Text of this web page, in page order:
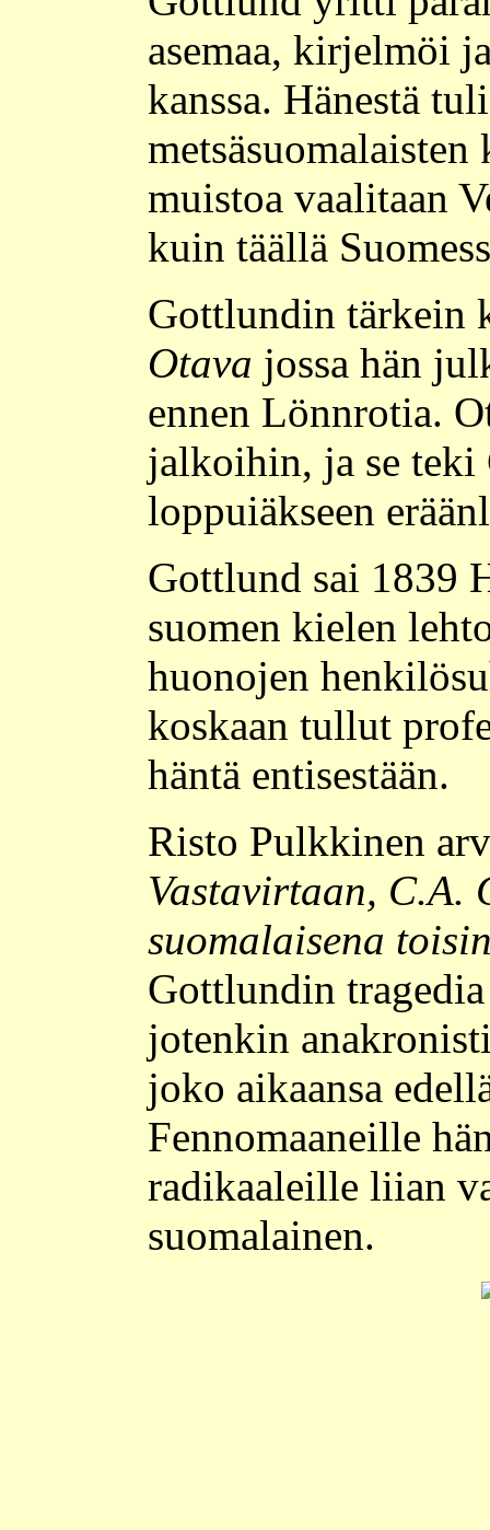
asemaa, kirjelmöi
kanssa. Hänestä
muistoa vaalitaan
kuin täällä
Gottlundin tärkein
Otava jossa hän
ennen Lönnrotia.
jalkoihin, ja se teki
loppuiäkseen
Gottlund sai 1839
suomen kielen
huonojen
koskaan tullut
häntä entisestään.
Risto Pulkkinen
Vastavirtaan, C.A.
suomalaisena
Gottlundin
jotenkin
joko aikaansa
Fennomaaneille
radikaaleille liian
suomalainen.